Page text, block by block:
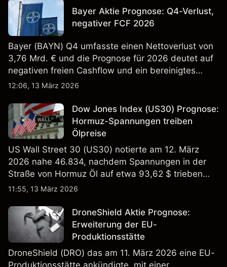
Bayer Aktie Prognose: Q4-Verlust,
negativer FCF 2026
Bayer (BAYN) Q4 umfasste einen Nettoverlust von
3,76 Mrd. € und die Prognose für 2026 deutet auf
negativen freien Cashflow und ein bereinigtes
EBITDA von 9,6–10,1 Mrd. € hin. Die
verlässlicher Indikator für zukünftige Ergebnisse.
12:06, 13 März 2026
Dow Jones Index (US30) Prognose:
Hormuz-Spannungen treiben
Ölpreise
US Wall Street 30 (US30) notierte am 12. März
2026 nahe 46.834, nachdem Spannungen in der
Straße von Hormuz Öl auf etwa 93,62 $ trieben
und die US-Arbeitslosigkeit auf 4,4% stieg. Die
verlässlicher Indikator für zukünftige Ergebnisse.
11:55, 13 März 2026
DroneShield Aktie Prognose:
Erweiterung der EU-
Produktionsstätte
DroneShield (DRO) das am 11. März 2026 eine EU-